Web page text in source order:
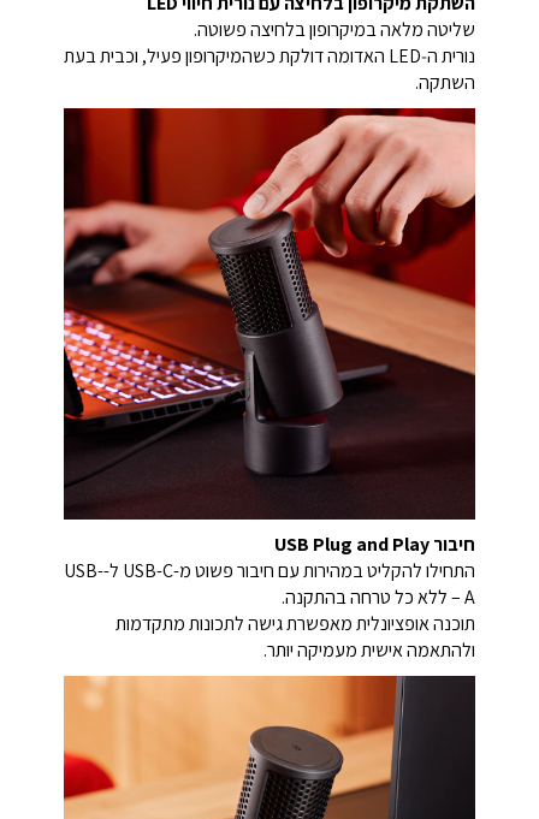
שליטה מלאה במיקרופון בלחיצה פשוטה.
נורית ה‑LED האדומה דולקת כשהמיקרופון פעיל, וכבית בעת
השתקה.
חיבור USB Plug and Play
התחילו להקליט במהירות עם חיבור פשוט מ-USB-C ל-USB-
A – ללא כל טרחה בהתקנה.
תוכנה אופציונלית מאפשרת גישה לתכונות מתקדמות
ולהתאמה אישית מעמיקה יותר.